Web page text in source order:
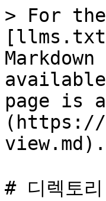
> For
page is
(https://
view.md).
# 디렉토